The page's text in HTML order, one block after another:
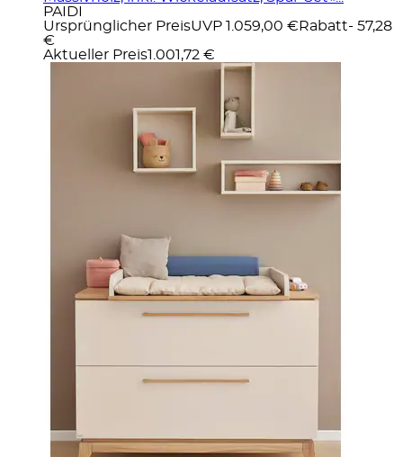
PAIDI
Ursprünglicher PreisUVP 1.059,00 € Rabatt- 57,28
€
Aktueller Preis1.001,72 €